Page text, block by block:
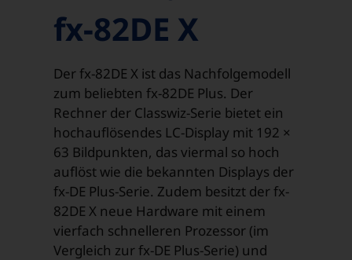
fx-82DE X
Der fx-82DE X ist das Nachfolgemodell
zum beliebten fx-82DE Plus. Der
Rechner der Classwiz-Serie bietet ein
hochauflösendes LC-Display mit 192 ×
63 Bildpunkten, das viermal so hoch
auflöst wie die bekannten Displays der
fx-DE Plus-Serie. Zudem besitzt der fx-
82DE X neue Hardware mit einem
vierfach schnelleren Prozessor (im
Vergleich zur fx-DE Plus-Serie) und